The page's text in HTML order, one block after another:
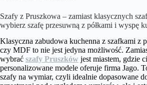
Szafy z Pruszkowa – zamiast klasycznych
wybierz szafę przesuwną z półkami i wyspę
Klasyczna zabudowa kuchenna z szafkami z
czy MDF to nie jest jedyna możliwość.
wybrać szafy Pruszków jest miastem, gdzie
personalizowane modele oferuje firma Jago.
szafy na wymiar, czyli idealnie dopasowane